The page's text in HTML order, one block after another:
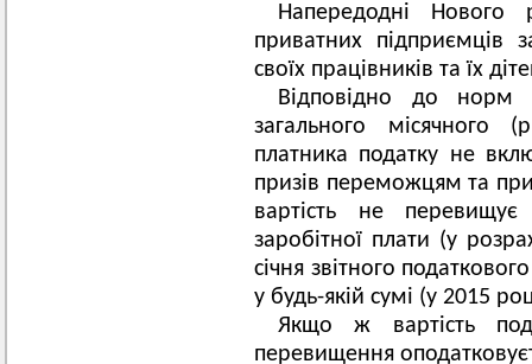
Напередодні
приватних підприємців
своїх працівників та їх
Відповідно до норм
загального місячного
платника податку не
призів переможцям та
вартість не перевищує
заробітної плати (у
січня звітного
у будь-якій сумі (у 2015
Якщо ж вартість
перевищення